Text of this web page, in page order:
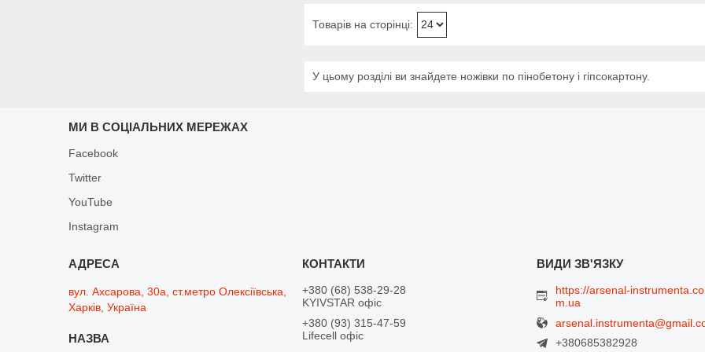
У цьому розділі ви знайдете ножівки по пінобетону і гіпсокартону.
МИ В СОЦІАЛЬНИХ МЕРЕЖАХ
Facebook
Twitter
YouTube
Instagram
вул. Ахсарова, 30а, ст.метро Олексіївська,
Харків, Україна
+380 (68) 538-29-28
KYIVSTAR офіс
+380 (93) 315-47-59
Lifecell офіс
https://arsenal-instrumenta.co
m.ua
+380685382928